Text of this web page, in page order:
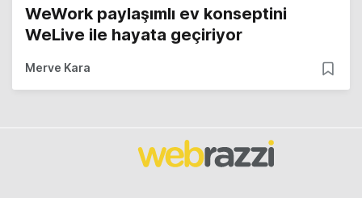
WeWork paylaşımlı ev konseptini
WeLive ile hayata geçiriyor
Merve Kara